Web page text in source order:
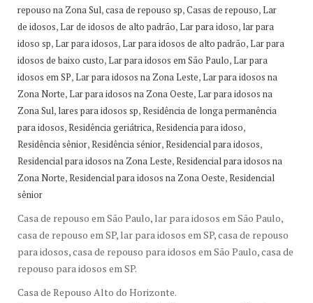
repouso na Zona Sul,casa de repouso sp,Casas de repouso,Lar
de idosos,Lar de idosos de alto padrão,Lar para idoso, lar para
idoso sp,Lar para idosos,Lar para idosos de alto padrão,Lar para
idosos de baixo custo,Lar para idosos em São Paulo,Lar para
idosos em SP,Lar para idosos na Zona Leste,Lar para idosos na
Zona Norte,Lar para idosos na Zona Oeste,Lar para idosos na
Zona Sul, lares para idosos sp,Residência de longa permanência
para idosos,Residência geriátrica,Residencia para idoso,
Residência sênior,Residência sénior,Residencial para idosos,
Residencial para idosos na Zona Leste,Residencial para idosos na
Zona Norte,Residencial para idosos na Zona Oeste,Residencial
sênior
Casa de repouso em São Paulo, lar para idosos em São Paulo,
casa de repouso em SP, lar para idosos em SP, casa de repouso
para idosos, casa de repouso para idosos em São Paulo, casa de
repouso para idosos em SP.
Casa de Repouso Alto do Horizonte.